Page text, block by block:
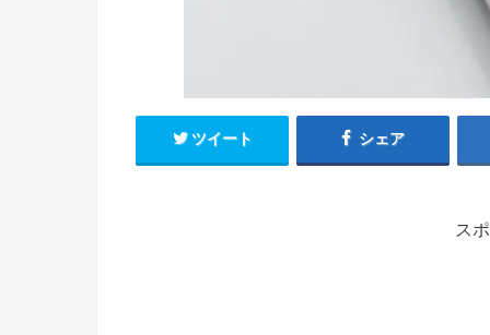
ツイート シェア
ス